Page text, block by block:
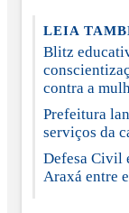
LEIA
Blitz
contra a
Prefeitura
serviços da
Defesa Civil
Araxá entre